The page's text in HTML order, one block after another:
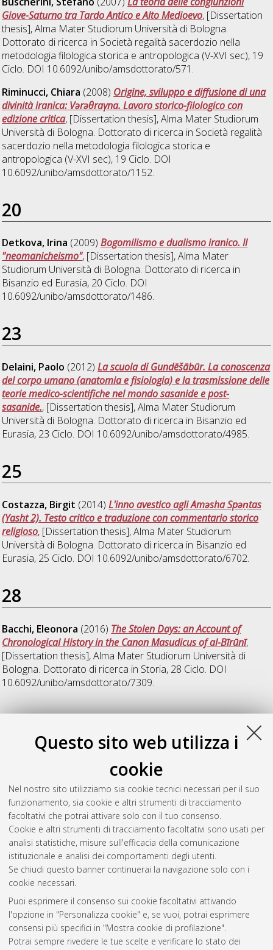
Questo sito web utilizza i
cookie
Nel nostro sito utilizziamo sia cookie tecnici necessari per il suo
funzionamento, sia cookie e altri strumenti di tracciamento
facoltativi che potrai attivare solo con il tuo consenso.
Cookie e altri strumenti di tracciamento facoltativi sono usati per
analisi statistiche, misure sull'efficacia della comunicazione
istituzionale e analisi dei comportamenti degli utenti.
Se chiudi questo banner continuerai la navigazione solo con i
cookie necessari.
Puoi esprimere il consenso sui cookie facoltativi attivando
l'opzione in "Personalizza cookie" e, se vuoi, potrai esprimere
consensi più specifici in "Mostra cookie di profilazione".
Potrai sempre rivedere le tue scelte e verificare lo stato dei
Giove-Saturno tra Tardo Antico e Alto Medioevo, [Dissertation
thesis], Alma Mater Studiorum Università di Bologna.
Dottorato di ricerca in Società regalità sacerdozio nella
metodologia filologica storica e antropologica (V-XVI sec), 19
Ciclo. DOI 10.6092/unibo/amsdottorato/571.
Riminucci, Chiara (2008) Origine, sviluppo e diffusione di una
divinità iranica: Vərəθraγna. Lavoro storico-filologico con
edizione critica, [Dissertation thesis], Alma Mater Studiorum
Università di Bologna. Dottorato di ricerca in Società regalità
sacerdozio nella metodologia filologica storica e
antropologica (V-XVI sec), 19 Ciclo. DOI
10.6092/unibo/amsdottorato/1152.
20
Detkova, Irina (2009)Bogomilismo e dualismo iranico. Il
"neomanicheismo", [Dissertation thesis], Alma Mater
Studiorum Università di Bologna. Dottorato di ricerca in
Bisanzio ed Eurasia, 20 Ciclo. DOI
10.6092/unibo/amsdottorato/1486.
23
Delaini, Paolo (2012)La scuola di Gundēšābūr. La conoscenza
del corpo umano (anatomia e fisiologia) e la trasmissione delle
teorie medico-scientifiche nel mondo sasanide e post-
sasanide., [Dissertation thesis], Alma Mater Studiorum
Università di Bologna. Dottorato di ricerca in Bisanzio ed
Eurasia, 23 Ciclo. DOI 10.6092/unibo/amsdottorato/4985.
25
Costazza, Birgit (2014)L'inno avestico agli Aməsha Spəṇtas
(Yasht 2). Testo critico e traduzione con commentario storico
religioso, [Dissertation thesis], Alma Mater Studiorum
Università di Bologna. Dottorato di ricerca in Bisanzio ed
Eurasia, 25 Ciclo. DOI 10.6092/unibo/amsdottorato/6702.
28
Bacchi, Eleonora (2016) The Stolen Days: an Account of
Chronological History in the Canon Masudicus of al-Bīrūnī,
[Dissertation thesis], Alma Mater Studiorum Università di
Bologna. Dottorato di ricerca in Storia, 28 Ciclo. DOI
10.6092/unibo/amsdottorato/7309.
32
Zubani, Alessia(2020) Machines of power Techniques and
politics in Sasanian Iran and in the Abbasid Caliphate
[Dissertation thesis], Alma Mater Studiorum Università di
Bologna. Dottorato di ricerca inStudi sul patrimonio culturale
/ cultural heritage studies, 32 Ciclo. DOI
10.48676/unibo/amsdottorato/9550.
Questa lista e' stata generata ilFri Aug 7 20:47:48 2026 CEST
Atom
Rss 1.0
Rss 2.0